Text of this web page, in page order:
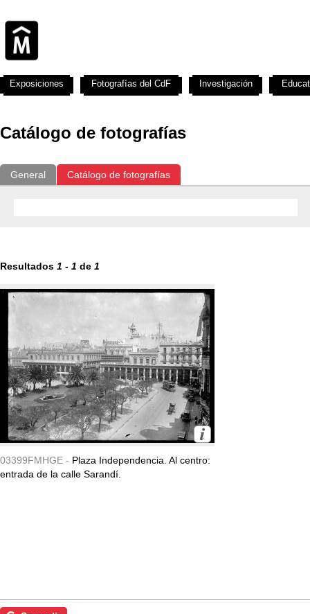
Catálogo de fotografías
General Catálogo de fotografías
Resultados 1 - 1 de 1
03399FMHGE - Plaza Independencia. Al centro:
entrada de la calle Sarandí.
Exposiciones Fotografías del CdF Investigación